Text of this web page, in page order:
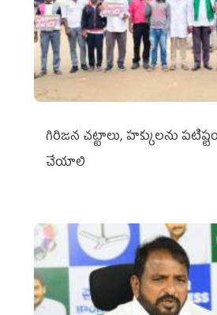
గిరిజన చట్టాలు, హక్కులను
చేయాలి